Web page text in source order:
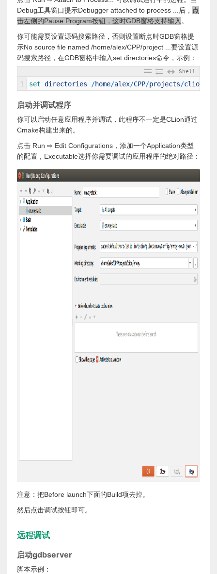
Debug工具窗口提示Debugger attached to process ...后， 点
击左侧的Pause Program按钮，这时GDB窗格支持输入 。
你可能需要设置源码搜索路径，否则设置断点时GDB窗格提
示No source file named /home/alex/CPP/project ...要设置源
码搜索路径，在GDB窗格中输入set directories命令，示例：
Shell
1 set directories /home/alex/CPP/projects/clion
启动并调试程序
你可以启动任意应用程序并调试，此程序不一定是CLion通过
Cmake构建出来的。
点击 Run ⇨ Edit Configurations，添加一个Application类型
的配置，Executable选择你需要调试的应用程序的绝对路径：
注意：把Before launch下面的Build项去掉。
然后点击调试按钮即可。
远程调试
启动gdbserver
脚本示例：